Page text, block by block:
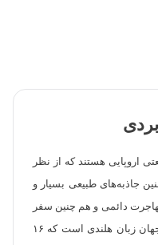
اروپایی هستند که از نظر
جاذبه‌های طبیعی بسیار و
دائمی و هم چنین سفر
هستند. زبان مادری ۲۵ میلیون نفر در جهان زبان هلندی است که ۱۶